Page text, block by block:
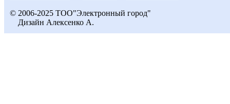
© 2006-2025 ТОО"Электронный город"
Дизайн Алексенко А.